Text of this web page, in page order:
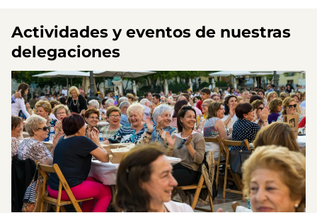
Actividades y eventos de nuestras
delegaciones